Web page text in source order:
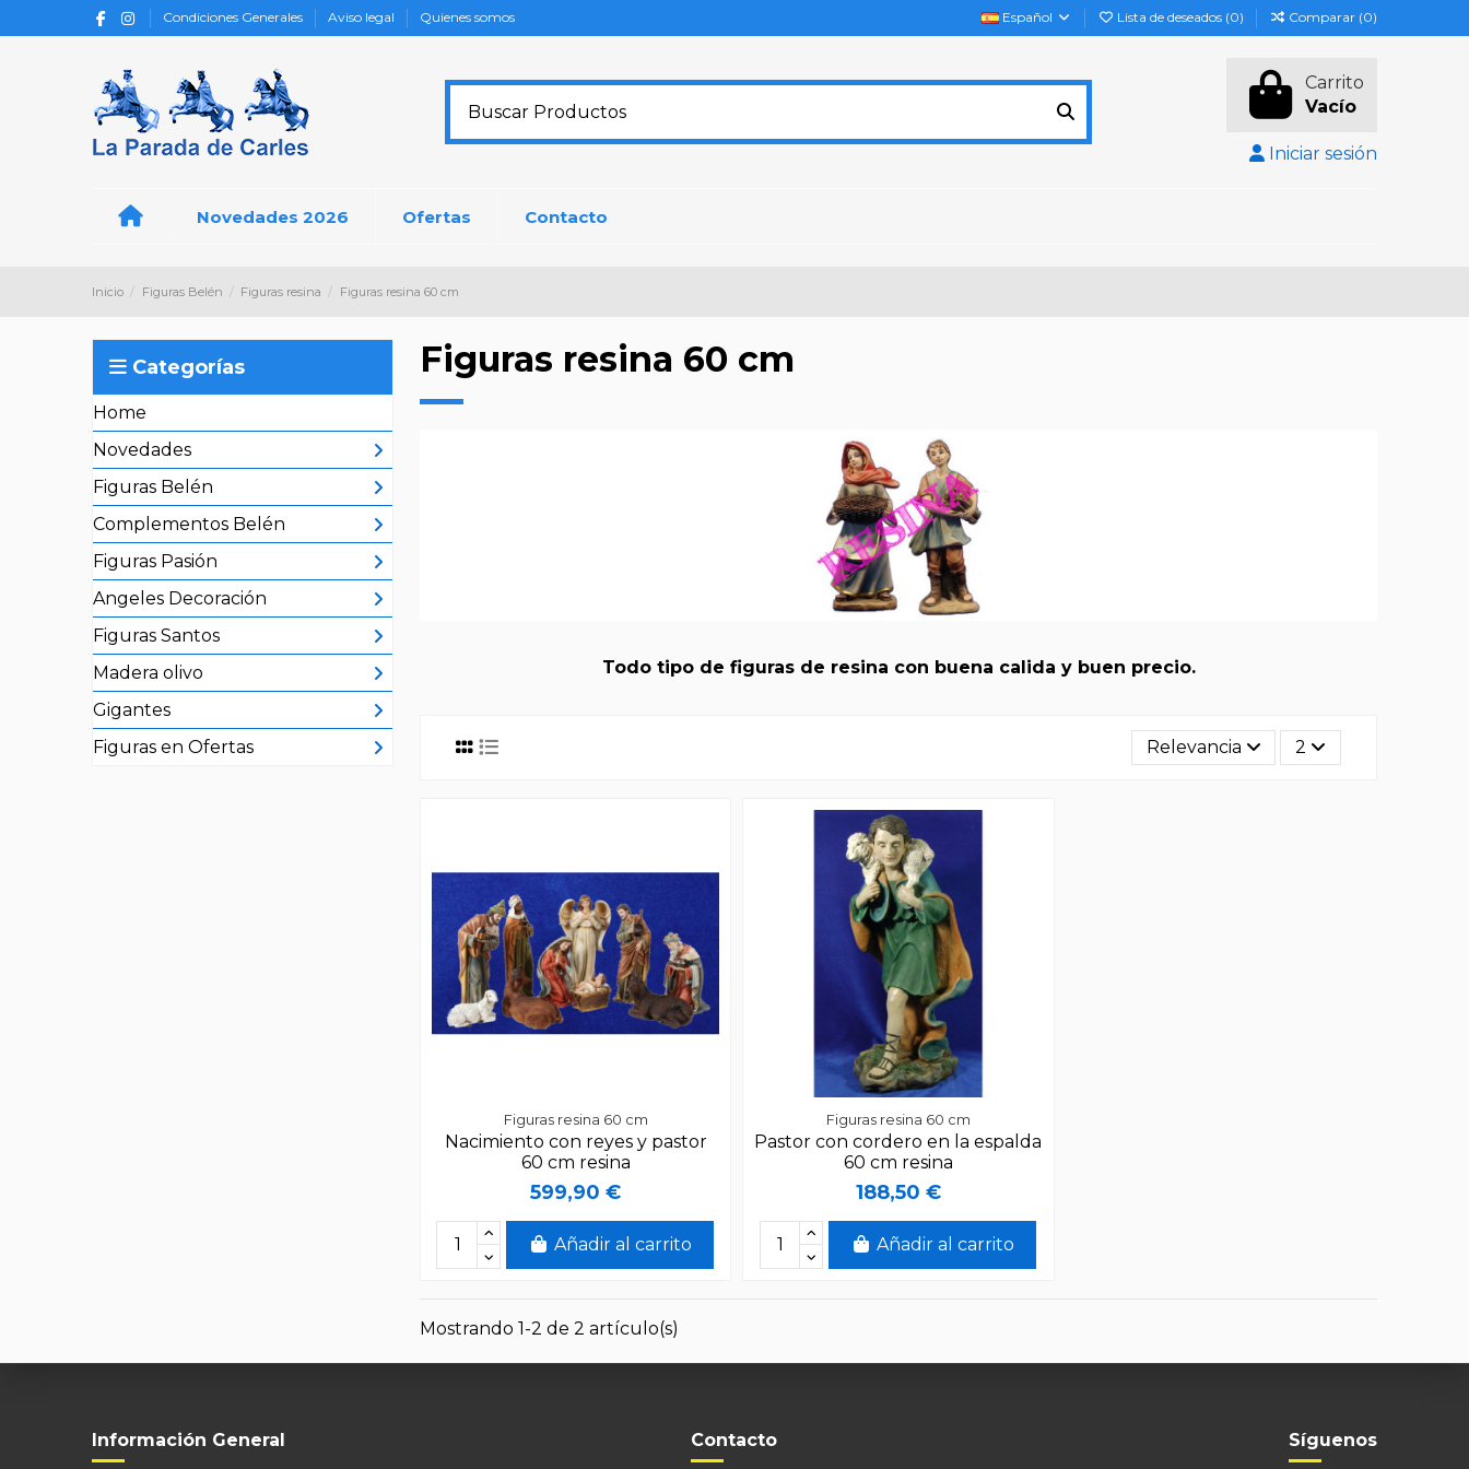
Condiciones Generales Aviso legal Quienes somos Español Lista de deseados (0) Comparar (0)
Carrito
Vacío
Iniciar sesión
Novedades 2026 Ofertas Contacto
Inicio Figuras Belén Figuras resina Figuras resina 60 cm
Figuras resina 60 cm
Todo tipo de figuras de resina con buena calida y buen precio.
Relevancia 2
Figuras resina 60 cm
Nacimiento con reyes y pastor
60 cm resina
599,90 €
Añadir al carrito
Figuras resina 60 cm
Pastor con cordero en la espalda
60 cm resina
188,50 €
Añadir al carrito
Mostrando 1-2 de 2 artículo(s)
Categorías
Home
Novedades
Figuras Belén
Complementos Belén
Figuras Pasión
Angeles Decoración
Figuras Santos
Madera olivo
Gigantes
Figuras en Ofertas
Información General Contacto Síguenos